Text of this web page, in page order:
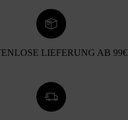
LIEFERUNG AB 99€